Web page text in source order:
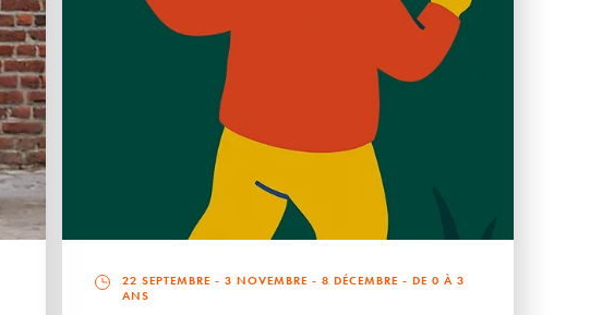
22 SEPTEMBRE -3 NOVEMBRE -8 DÉCEMBRE - DE 0 À 3
ANS